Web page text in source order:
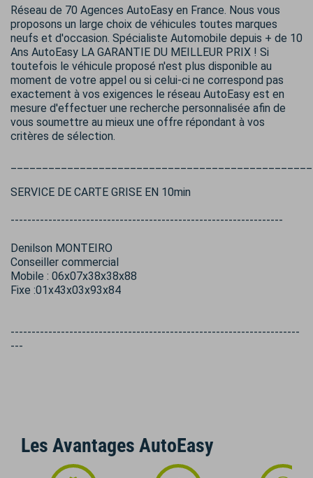
Réseau de 70 Agences AutoEasy en France. Nous vous
proposons un large choix de véhicules toutes marques
neufs et d'occasion. Spécialiste Automobile depuis + de 10
Ans AutoEasy LA GARANTIE DU MEILLEUR PRIX ! Si
toutefois le véhicule proposé n'est plus disponible au
moment de votre appel ou si celui-ci ne correspond pas
exactement à vos exigences le réseau AutoEasy est en
mesure d'effectuer une recherche personnalisée afin de
vous soumettre au mieux une offre répondant à vos
critères de sélection.
SERVICE DE CARTE GRISE EN 10min
-----------------------------------------------------------------
Denilson MONTEIRO
Conseiller commercial
Mobile : 06x07x38x38x88
Fixe :01x43x03x93x84
---------------------------------------------------------------------
---
Les Avantages AutoEasy